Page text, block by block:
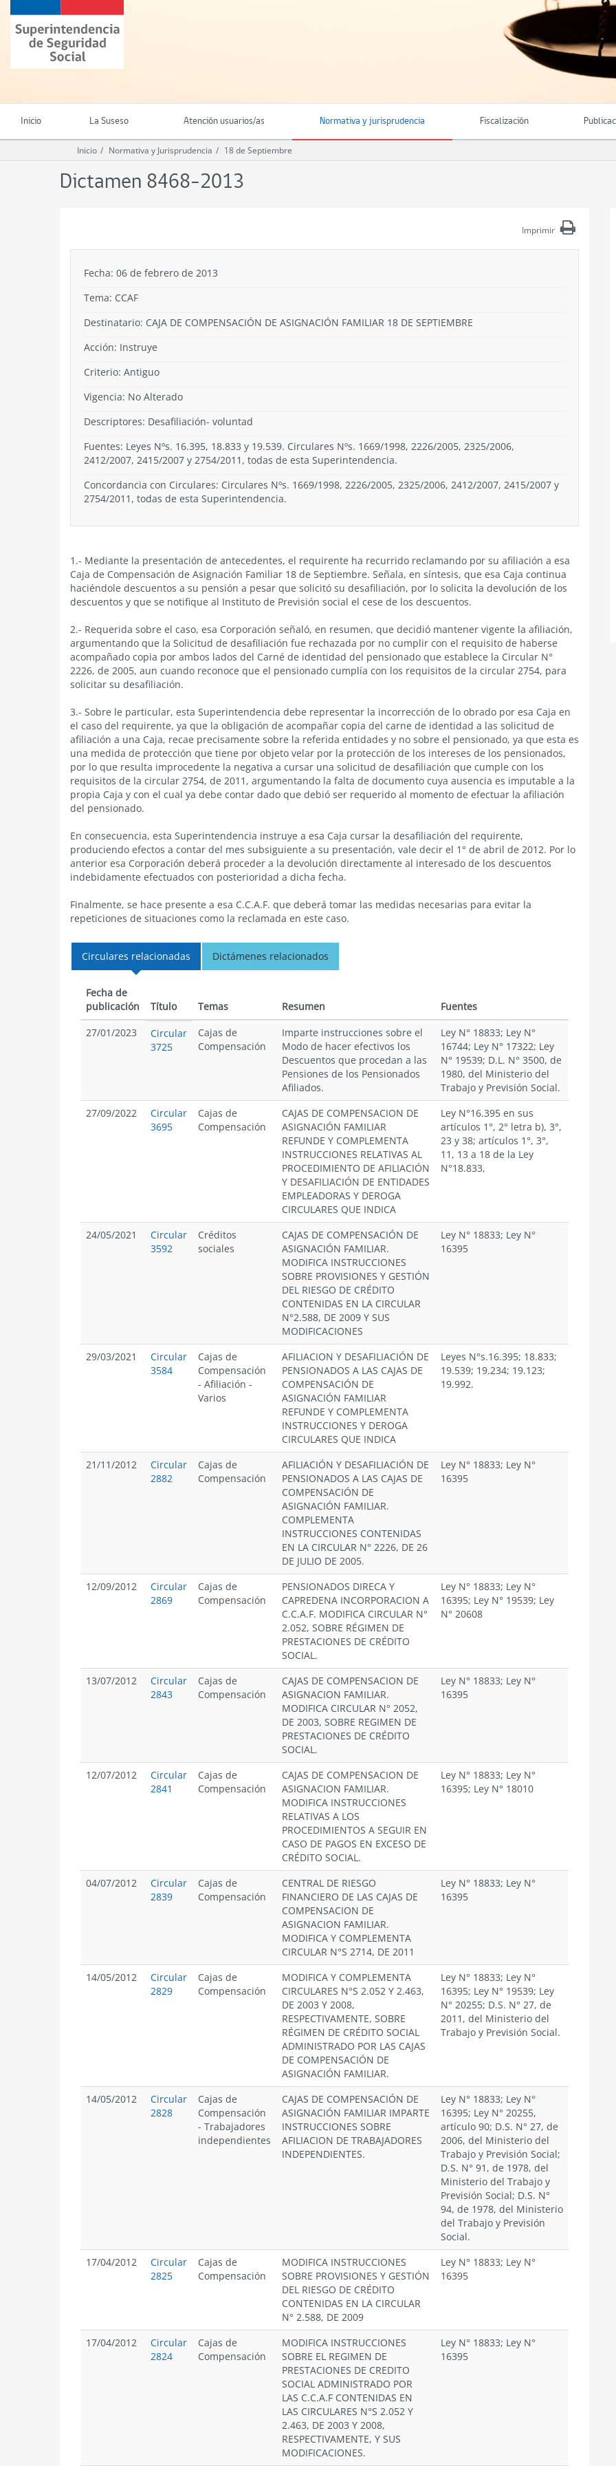
contenido
principal
Superintendencia
de
Seguridad
(SUSESO)
Chile
Inicio La Suseso Atención usuarios/as Normativa y jurisprudencia Fiscalización
Inicio Normativa y Jurisprudencia 18 de Septiembre
Dictamen 8468-2013
Imprimir
Fecha: 06 de febrero de 2013
Tema: CCAF
Destinatario: CAJA DE COMPENSACIÓN DE ASIGNACIÓN FAMILIAR 18 DE SEPTIEMBRE
Acción: Instruye
Criterio: Antiguo
Vigencia: No Alterado
Descriptores: Desafiliación- voluntad
Fuentes: Leyes Nºs. 16.395, 18.833 y 19.539. Circulares Nºs. 1669/1998, 2226/2005, 2325/2006,
2412/2007, 2415/2007 y 2754/2011, todas de esta Superintendencia.
Concordancia con Circulares: Circulares Nºs. 1669/1998, 2226/2005, 2325/2006, 2412/2007, 2415/2007 y
2754/2011, todas de esta Superintendencia.
1.- Mediante la presentación de antecedentes, el requirente ha recurrido reclamando por su afiliación a esa
Caja de Compensación de Asignación Familiar 18 de Septiembre. Señala, en síntesis, que esa Caja continua
haciéndole descuentos a su pensión a pesar que solicitó su desafiliación, por lo solicita la devolución de los
descuentos y que se notifique al Instituto de Previsión social el cese de los descuentos.
2.- Requerida sobre el caso, esa Corporación señaló, en resumen, que decidió mantener vigente la afiliación,
argumentando que la Solicitud de desafiliación fue rechazada por no cumplir con el requisito de haberse
acompañado copia por ambos lados del Carné de identidad del pensionado que establece la Circular N°
2226, de 2005, aun cuando reconoce que el pensionado cumplía con los requisitos de la circular 2754, para
solicitar su desafiliación.
3.- Sobre le particular, esta Superintendencia debe representar la incorrección de lo obrado por esa Caja en
el caso del requirente, ya que la obligación de acompañar copia del carne de identidad a las solicitud de
afiliación a una Caja, recae precisamente sobre la referida entidades y no sobre el pensionado, ya que esta es
una medida de protección que tiene por objeto velar por la protección de los intereses de los pensionados,
por lo que resulta improcedente la negativa a cursar una solicitud de desafiliación que cumple con los
requisitos de la circular 2754, de 2011, argumentando la falta de documento cuya ausencia es imputable a la
propia Caja y con el cual ya debe contar dado que debió ser requerido al momento de efectuar la afiliación
del pensionado.
En consecuencia, esta Superintendencia instruye a esa Caja cursar la desafiliación del requirente,
produciendo efectos a contar del mes subsiguiente a su presentación, vale decir el 1° de abril de 2012. Por lo
anterior esa Corporación deberá proceder a la devolución directamente al interesado de los descuentos
indebidamente efectuados con posterioridad a dicha fecha.
Finalmente, se hace presente a esa C.C.A.F. que deberá tomar las medidas necesarias para evitar la
repeticiones de situaciones como la reclamada en este caso.
Circulares relacionadas Dictámenes relacionados
Fecha de
publicación
Título Temas Resumen
Fuentes
27/01/2023
Circular
3725
Cajas de
Compensación
Imparte instrucciones sobre el
Modo de hacer efectivos los
Descuentos que procedan a las
Pensiones de los Pensionados
Afiliados.
Ley N° 18833; Ley N°
16744; Ley N° 17322; Ley
N° 19539; D.L. N° 3500, de
1980, del Ministerio del
Trabajo y Previsión Social.
27/09/2022
Circular
3695
Cajas de
Compensación
CAJAS DE COMPENSACION DE
ASIGNACIÓN FAMILIAR
REFUNDE Y COMPLEMENTA
INSTRUCCIONES RELATIVAS AL
PROCEDIMIENTO DE AFILIACIÓN
Y DESAFILIACIÓN DE ENTIDADES
EMPLEADORAS Y DEROGA
CIRCULARES QUE INDICA
Ley N°16.395 en sus
artículos 1°, 2° letra b), 3°,
23 y 38; artículos 1°, 3°,
11, 13 a 18 de la Ley
N°18.833,
24/05/2021
Circular
3592
Créditos
sociales
CAJAS DE COMPENSACIÓN DE
ASIGNACIÓN FAMILIAR.
MODIFICA INSTRUCCIONES
SOBRE PROVISIONES Y GESTIÓN
DEL RIESGO DE CRÉDITO
CONTENIDAS EN LA CIRCULAR
N°2.588, DE 2009 Y SUS
MODIFICACIONES
Ley N° 18833; Ley N°
16395
29/03/2021
Circular
3584
Cajas de
Compensación
- Afiliación -
Varios
AFILIACION Y DESAFILIACIÓN DE
PENSIONADOS A LAS CAJAS DE
COMPENSACIÓN DE
ASIGNACIÓN FAMILIAR
REFUNDE Y COMPLEMENTA
INSTRUCCIONES Y DEROGA
CIRCULARES QUE INDICA
Leyes N°s.16.395; 18.833;
19.539; 19.234; 19.123;
19.992.
21/11/2012
Circular
2882
Cajas de
Compensación
AFILIACIÓN Y DESAFILIACIÓN DE
PENSIONADOS A LAS CAJAS DE
COMPENSACIÓN DE
ASIGNACIÓN FAMILIAR.
COMPLEMENTA
INSTRUCCIONES CONTENIDAS
EN LA CIRCULAR N° 2226, DE 26
DE JULIO DE 2005.
Ley N° 18833; Ley N°
16395
12/09/2012
Circular
2869
Cajas de
Compensación
PENSIONADOS DIRECA Y
CAPREDENA INCORPORACION A
C.C.A.F. MODIFICA CIRCULAR N°
2.052, SOBRE RÉGIMEN DE
PRESTACIONES DE CRÉDITO
SOCIAL.
Ley N° 18833; Ley N°
16395; Ley N° 19539; Ley
N° 20608
13/07/2012
Circular
2843
Cajas de
Compensación
CAJAS DE COMPENSACION DE
ASIGNACION FAMILIAR.
MODIFICA CIRCULAR N° 2052,
DE 2003, SOBRE REGIMEN DE
PRESTACIONES DE CRÉDITO
SOCIAL.
Ley N° 18833; Ley N°
16395
12/07/2012
Circular
2841
Cajas de
Compensación
CAJAS DE COMPENSACION DE
ASIGNACION FAMILIAR.
MODIFICA INSTRUCCIONES
RELATIVAS A LOS
PROCEDIMIENTOS A SEGUIR EN
CASO DE PAGOS EN EXCESO DE
CRÉDITO SOCIAL.
Ley N° 18833; Ley N°
16395; Ley N° 18010
04/07/2012
Circular
2839
Cajas de
Compensación
CENTRAL DE RIESGO
FINANCIERO DE LAS CAJAS DE
COMPENSACION DE
ASIGNACION FAMILIAR.
MODIFICA Y COMPLEMENTA
CIRCULAR N°S 2714, DE 2011
Ley N° 18833; Ley N°
16395
14/05/2012
Circular
2829
Cajas de
Compensación
MODIFICA Y COMPLEMENTA
CIRCULARES N°S 2.052 Y 2.463,
DE 2003 Y 2008,
RESPECTIVAMENTE, SOBRE
RÉGIMEN DE CRÉDITO SOCIAL
ADMINISTRADO POR LAS CAJAS
DE COMPENSACIÓN DE
ASIGNACIÓN FAMILIAR.
Ley N° 18833; Ley N°
16395; Ley N° 19539; Ley
N° 20255; D.S. N° 27, de
2011, del Ministerio del
Trabajo y Previsión Social.
14/05/2012
Circular
2828
Cajas de
Compensación
- Trabajadores
independientes
CAJAS DE COMPENSACIÓN DE
ASIGNACIÓN FAMILIAR IMPARTE
INSTRUCCIONES SOBRE
AFILIACION DE TRABAJADORES
INDEPENDIENTES.
Ley N° 18833; Ley N°
16395; Ley N° 20255,
artículo 90; D.S. N° 27, de
2006, del Ministerio del
Trabajo y Previsión Social;
D.S. N° 91, de 1978, del
Ministerio del Trabajo y
Previsión Social; D.S. N°
94, de 1978, del Ministerio
del Trabajo y Previsión
Social.
17/04/2012
Circular
2825
Cajas de
Compensación
MODIFICA INSTRUCCIONES
SOBRE PROVISIONES Y GESTIÓN
DEL RIESGO DE CRÉDITO
CONTENIDAS EN LA CIRCULAR
N° 2.588, DE 2009
Ley N° 18833; Ley N°
16395
17/04/2012
Circular
2824
Cajas de
Compensación
MODIFICA INSTRUCCIONES
SOBRE EL REGIMEN DE
PRESTACIONES DE CREDITO
SOCIAL ADMINISTRADO POR
LAS C.C.A.F CONTENIDAS EN
LAS CIRCULARES N°S 2.052 Y
2.463, DE 2003 Y 2008,
RESPECTIVAMENTE, Y SUS
MODIFICACIONES.
Ley N° 18833; Ley N°
16395